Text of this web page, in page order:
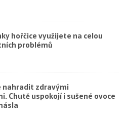
hořčice využijete na celou
problémů
nahradit zdravými
Chutě uspokojí i sušené ovoce